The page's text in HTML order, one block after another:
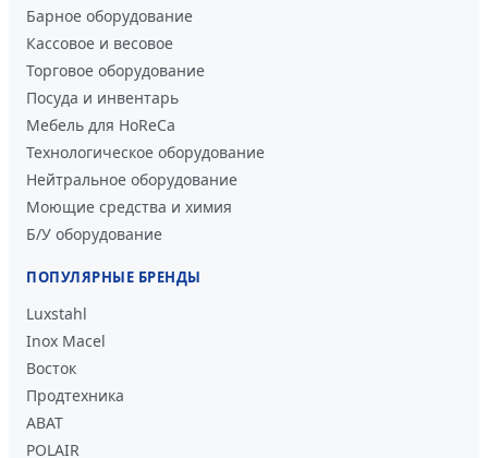
Барное оборудование
Кассовое и весовое
Торговое оборудование
Посуда и инвентарь
Мебель для HoReCa
Технологическое оборудование
Нейтральное оборудование
Моющие средства и химия
Б/У оборудование
ПОПУЛЯРНЫЕ БРЕНДЫ
Luxstahl
Inox Macel
Восток
Продтехника
ABAT
POLAIR